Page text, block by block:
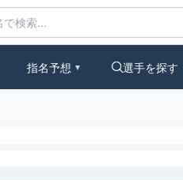
指名予想 ▼ 選手を探す